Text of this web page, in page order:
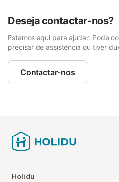
Deseja contactar-nos?
Estamos aqui para ajudar. Pode
precisar de assistência ou tiver
Contactar-nos
Holidu